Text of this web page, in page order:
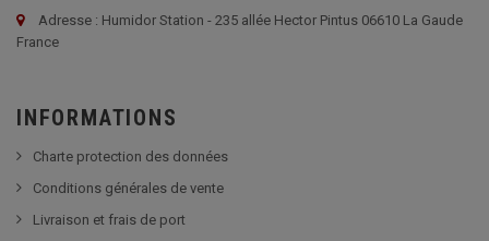
Adresse : Humidor Station - 235 allée Hector Pintus 06610 La Gaude
France
INFORMATIONS
Charte protection des données
Conditions générales de vente
Livraison et frais de port